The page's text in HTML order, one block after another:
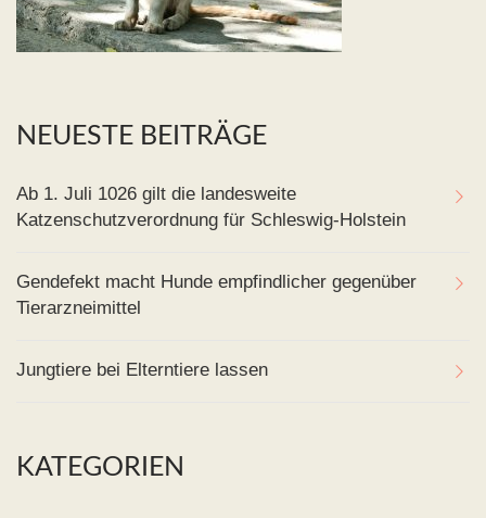
NEUESTE BEITRÄGE
Ab 1. Juli 1026 gilt die landesweite
Katzenschutzverordnung für Schleswig-Holstein
Gendefekt macht Hunde empfindlicher gegenüber
Tierarzneimittel
Jungtiere bei Elterntiere lassen
KATEGORIEN